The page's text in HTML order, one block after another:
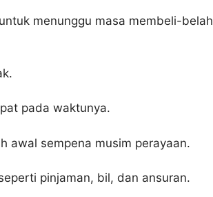
menunggu masa membeli-belah
pada waktunya.
awal sempena musim perayaan.
pinjaman, bil, dan ansuran.